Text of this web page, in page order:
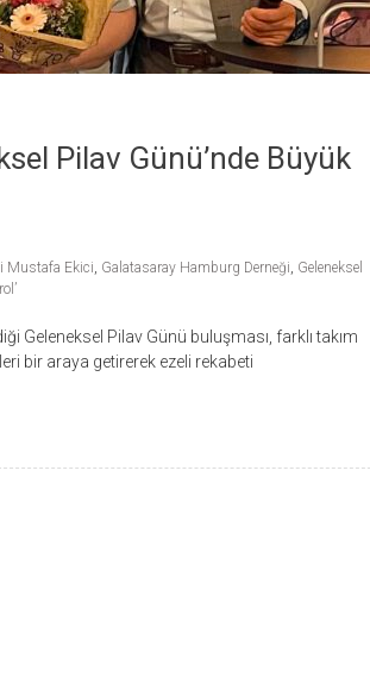
Pilav Günü’nde Büyük
Mustafa Ekici, Galatasaray Hamburg Derneği, Geleneksel
Geleneksel Pilav Günü buluşması, farklı takım
bir araya getirerek ezeli rekabeti